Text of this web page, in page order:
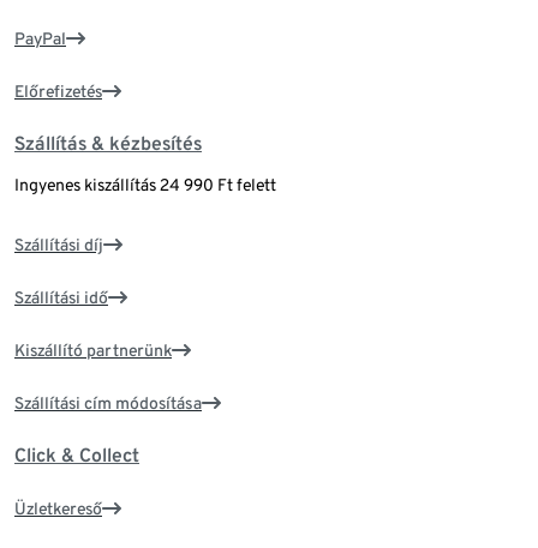
PayPal
Előrefizetés
Szállítás & kézbesítés
Ingyenes kiszállítás 24 990 Ft felett
Szállítási díj
Szállítási idő
Kiszállító partnerünk
Szállítási cím módosítása
Click & Collect
Üzletkereső